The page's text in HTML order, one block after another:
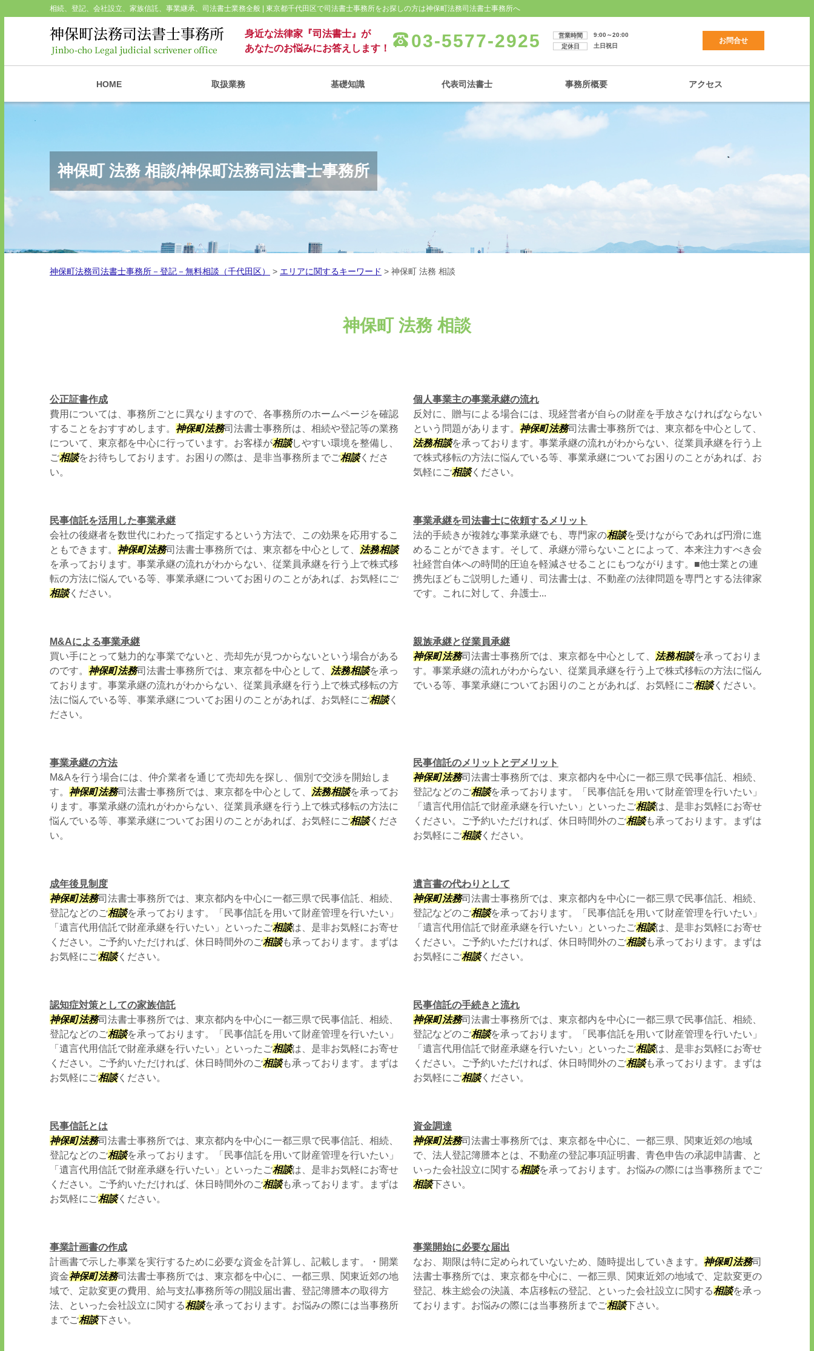
相続、登記、会社設立、家族信託、事業継承、司法書士業務全般 | 東京都千代田区で司法書士事務所をお探しの方は神保町法務司法書士事務所へ
身近な法律家『司法書士』が
あなたのお悩みにお答えします！
03-5577-2925 営業時間
9:00～20:00
定休日
土日祝日
お問合せ
HOME 取扱業務 基礎知識 代表司法書士 事務所概要 アクセス
神保町 法務 相談/神保町法務司法書士事務所
神保町法務司法書士事務所－登記－無料相談（千代田区） > エリアに関するキーワード > 神保町 法務 相談
神保町 法務 相談
公正証書作成
費用については、事務所ごとに異なりますので、各事務所のホームページを確認
することをおすすめします。 神保町法務司法書士事務所は、相続や登記等の業務
について、東京都を中心に行っています。お客様が相談しやすい環境を整備し、
ご相談をお待ちしております。お困りの際は、是非当事務所までご相談くださ
い。
個人事業主の事業承継の流れ
反対に、贈与による場合には、現経営者が自らの財産を手放さなければならない
という問題があります。 神保町法務司法書士事務所では、東京都を中心として、
法務相談を承っております。事業承継の流れがわからない、従業員承継を行う上
で株式移転の方法に悩んでいる等、事業承継についてお困りのことがあれば、お
気軽にご相談ください。
民事信託を活用した事業承継
会社の後継者を数世代にわたって指定するという方法で、この効果を応用するこ
ともできます。 神保町法務司法書士事務所では、東京都を中心として、 法務相談
を承っております。事業承継の流れがわからない、従業員承継を行う上で株式移
転の方法に悩んでいる等、事業承継についてお困りのことがあれば、お気軽にご
相談ください。
事業承継を司法書士に依頼するメリット
法的手続きが複雑な事業承継でも、専門家の相談を受けながらであれば円滑に進
めることができます。そして、承継が滞らないことによって、本来注力すべき会
社経営自体への時間的圧迫を軽減させることにもつながります。■他士業との連
携先ほどもご説明した通り、司法書士は、不動産の法律問題を専門とする法律家
です。これに対して、弁護士...
M&Aによる事業承継
買い手にとって魅力的な事業でないと、売却先が見つからないという場合がある
のです。 神保町法務司法書士事務所では、東京都を中心として、 法務相談を承っ
ております。事業承継の流れがわからない、従業員承継を行う上で株式移転の方
法に悩んでいる等、事業承継についてお困りのことがあれば、お気軽にご相談く
ださい。
親族承継と従業員承継
神保町法務司法書士事務所では、東京都を中心として、 法務相談を承っておりま
す。事業承継の流れがわからない、従業員承継を行う上で株式移転の方法に悩ん
でいる等、事業承継についてお困りのことがあれば、お気軽にご相談ください。
事業承継の方法
M&Aを行う場合には、仲介業者を通じて売却先を探し、個別で交渉を開始しま
す。 神保町法務司法書士事務所では、東京都を中心として、 法務相談を承ってお
ります。事業承継の流れがわからない、従業員承継を行う上で株式移転の方法に
悩んでいる等、事業承継についてお困りのことがあれば、お気軽にご相談くださ
い。
民事信託のメリットとデメリット
神保町法務司法書士事務所では、東京都内を中心に一都三県で民事信託、相続、
登記などのご相談を承っております。「民事信託を用いて財産管理を行いたい」
「遺言代用信託で財産承継を行いたい」といったご相談は、是非お気軽にお寄せ
ください。ご予約いただければ、休日時間外のご相談も承っております。まずは
お気軽にご相談ください。
成年後見制度
神保町法務司法書士事務所では、東京都内を中心に一都三県で民事信託、相続、
登記などのご相談を承っております。「民事信託を用いて財産管理を行いたい」
「遺言代用信託で財産承継を行いたい」といったご相談は、是非お気軽にお寄せ
ください。ご予約いただければ、休日時間外のご相談も承っております。まずは
お気軽にご相談ください。
遺言書の代わりとして
神保町法務司法書士事務所では、東京都内を中心に一都三県で民事信託、相続、
登記などのご相談を承っております。「民事信託を用いて財産管理を行いたい」
「遺言代用信託で財産承継を行いたい」といったご相談は、是非お気軽にお寄せ
ください。ご予約いただければ、休日時間外のご相談も承っております。まずは
お気軽にご相談ください。
認知症対策としての家族信託
神保町法務司法書士事務所では、東京都内を中心に一都三県で民事信託、相続、
登記などのご相談を承っております。「民事信託を用いて財産管理を行いたい」
「遺言代用信託で財産承継を行いたい」といったご相談は、是非お気軽にお寄せ
ください。ご予約いただければ、休日時間外のご相談も承っております。まずは
お気軽にご相談ください。
民事信託の手続きと流れ
神保町法務司法書士事務所では、東京都内を中心に一都三県で民事信託、相続、
登記などのご相談を承っております。「民事信託を用いて財産管理を行いたい」
「遺言代用信託で財産承継を行いたい」といったご相談は、是非お気軽にお寄せ
ください。ご予約いただければ、休日時間外のご相談も承っております。まずは
お気軽にご相談ください。
民事信託とは
神保町法務司法書士事務所では、東京都内を中心に一都三県で民事信託、相続、
登記などのご相談を承っております。「民事信託を用いて財産管理を行いたい」
「遺言代用信託で財産承継を行いたい」といったご相談は、是非お気軽にお寄せ
ください。ご予約いただければ、休日時間外のご相談も承っております。まずは
お気軽にご相談ください。
資金調達
神保町法務司法書士事務所では、東京都を中心に、一都三県、関東近郊の地域
で、法人登記簿謄本とは、不動産の登記事項証明書、青色申告の承認申請書、と
いった会社設立に関する相談を承っております。お悩みの際には当事務所までご
相談下さい。
事業計画書の作成
計画書で示した事業を実行するために必要な資金を計算し、記載します。・開業
資金神保町法務司法書士事務所では、東京都を中心に、一都三県、関東近郊の地
域で、定款変更の費用、給与支払事務所等の開設届出書、登記簿謄本の取得方
法、といった会社設立に関する相談を承っております。お悩みの際には当事務所
までご相談下さい。
事業開始に必要な届出
なお、期限は特に定められていないため、随時提出していきます。 神保町法務司
法書士事務所では、東京都を中心に、一都三県、関東近郊の地域で、定款変更の
登記、株主総会の決議、本店移転の登記、といった会社設立に関する相談を承っ
ております。お悩みの際には当事務所までご相談下さい。